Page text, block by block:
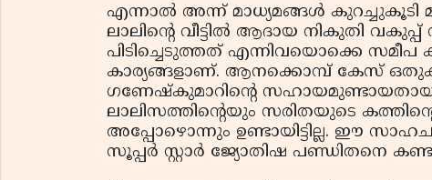
എന്നാല്‍ അന്ന് മാധ്യമങ്ങള്‍ കുറച്ചുകൂടി
ലാലിന്റെ വീട്ടില്‍ ആദായ നികുതി
പിടിച്ചെടുത്തത് എന്നിവയൊക്കെ
കാര്യങ്ങളാണ്. ആനക്കൊമ്പ് കേസ്
ഗണേഷ്‌കുമാറിന്റെ സഹായമുണ്ടായതായി
ലാലിസത്തിന്റെയും സരിതയുടെ
അപ്പോഴൊന്നും ഉണ്ടായിട്ടില്ല. ഈ
സൂപ്പര്‍ സ്റ്റാര്‍ ജ്യോതിഷ പണ്ഡിതനെ